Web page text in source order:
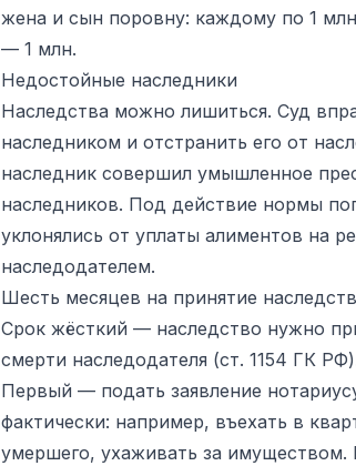
жена и сын поровну: каждому по 1
— 1 млн.
Недостойные наследники
Наследства можно лишиться. Суд
наследником и отстранить его от
наследник совершил умышленное
наследников. Под действие нормы
уклонялись от уплаты алиментов на
наследодателем.
Шесть месяцев на принятие
Срок жёсткий — наследство нужно
смерти наследодателя (ст. 1154 ГК
Первый — подать заявление
фактически: например, въехать в
умершего, ухаживать за